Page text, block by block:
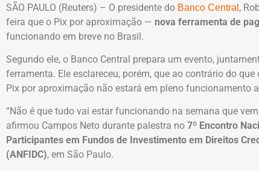
SÃO PAULO (Reuters) – O presidente do Banco Central ,
feira que o Pix por aproximação — nova ferramenta de
funcionando em breve no Brasil.
Segundo ele, o Banco Central prepara um evento,
ferramenta. Ele esclareceu, porém, que ao contrário do
Pix por aproximação não estará em pleno funcionamento
“Não é que tudo vai estar funcionando na semana que
afirmou Campos Neto durante palestra no 7º Encontro
Participantes em Fundos de Investimento em Direitos
(ANFIDC)​, em São Paulo.